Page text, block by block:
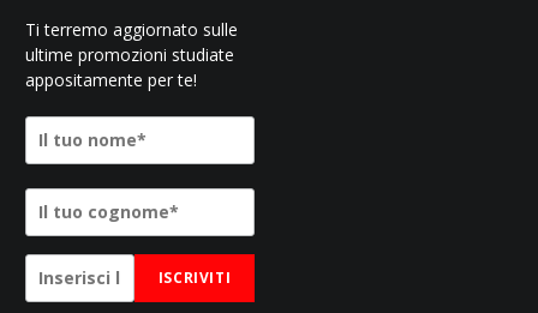
Ti terremo aggiornato sulle
ultime promozioni studiate
appositamente per te!
ISCRIVITI